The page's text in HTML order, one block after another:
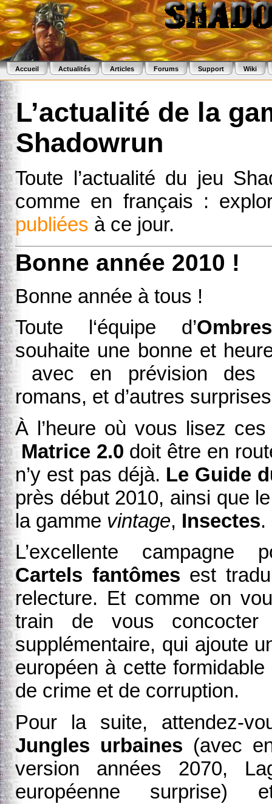
Accueil Actualités Articles Forums Support Wiki
L’actualité de la
Shadowrun
Toute l’actualité du jeu
comme en français :
publiées à ce jour.
Bonne année 2010 !
Bonne année à tous !
Toute l‘équipe d’
souhaite une bonne et
avec en prévision des
romans, et d’autres
À l’heure où vous lisez
Matrice 2.0 doit être en
n’y est pas déjà. Le Guide
près début 2010, ainsi que
la gamme vintage, Insectes.
L’excellente campagne
Cartels fantômes est
relecture. Et comme on
train de vous
supplémentaire, qui ajoute
européen à cette
de crime et de corruption.
Pour la suite, attendez-
Jungles urbaines (avec
version années 2070,
européenne surprise)